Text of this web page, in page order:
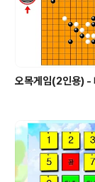
어하도록 만들었습니
오목게임(2인용) -